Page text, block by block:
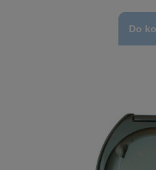
Do